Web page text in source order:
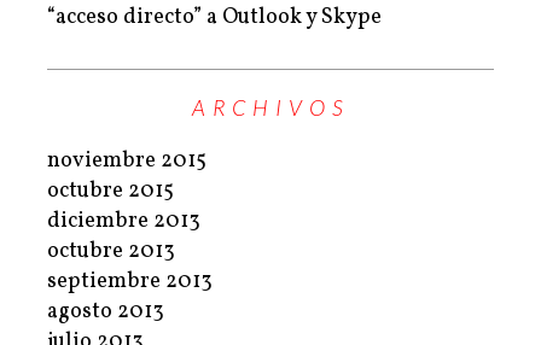
“acceso directo” a Outlook y Skype
ARCHIVOS
noviembre 2015
octubre 2015
diciembre 2013
octubre 2013
septiembre 2013
agosto 2013